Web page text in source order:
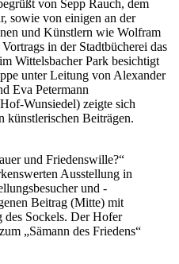
von Sepp Rauch, dem
sowie von einigen an der
und Künstlern wie Wolfram
in der Stadtbücherei das
Wittelsbacher Park besichtigt
unter Leitung von Alexander
Eva Petermann
Wunsiedel) zeigte sich
künstlerischen Beiträgen.
und Friedenswille?“
Ausstellung in
und -
Beitrag (Mitte) mit
Sockels. Der Hofer
„Sämann des Friedens“